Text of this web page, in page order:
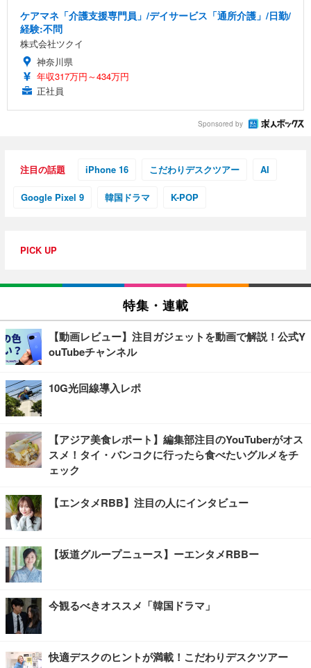
ケアマネ「介護支援専門員」/デイサービス「通所介護」/日勤/
経験:不問
株式会社ツクイ
神奈川県
年収317万円～434万円
正社員
Sponsored by
注目の話題 iPhone 16 こだわりデスクツアー AI
Google Pixel 9 韓国ドラマ K-POP
PICK UP
特集・連載
【動画レビュー】注目ガジェットを動画で解説！公式Y
ouTubeチャンネル
10G光回線導入レポ
【アジア美食レポート】編集部注目のYouTuberがオス
スメ！タイ・バンコクに行ったら食べたいグルメをチ
ェック
【エンタメRBB】注目の人にインタビュー
【坂道グループニュース】ーエンタメRBBー
今観るべきオススメ「韓国ドラマ」
快適デスクのヒントが満載！こだわりデスクツアー